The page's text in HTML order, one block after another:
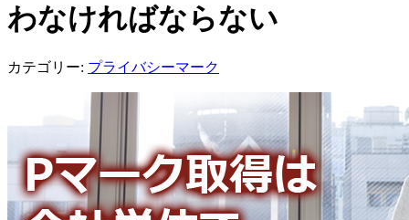
わなければならない
カテゴリー: プライバシーマーク